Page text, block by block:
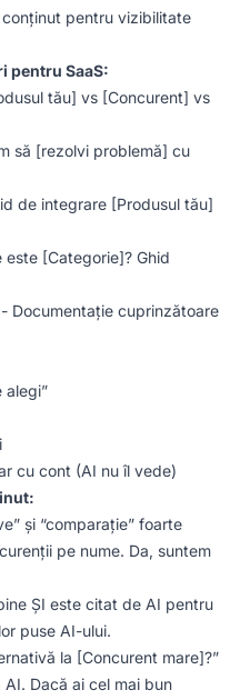
pentru vizibilitate
pentru SaaS:
tău] vs [Concurent] vs
să [rezolvi problemă] cu
de integrare [Produsul tău]
este [Categorie]? Ghid
- Documentație cuprinzătoare
alegi”
cu cont (AI nu îl vede)
și “comparație” foarte
pe nume. Da, suntem
ȘI este citat de AI pentru
puse AI-ului.
la [Concurent mare]?”
Dacă ai cel mai bun